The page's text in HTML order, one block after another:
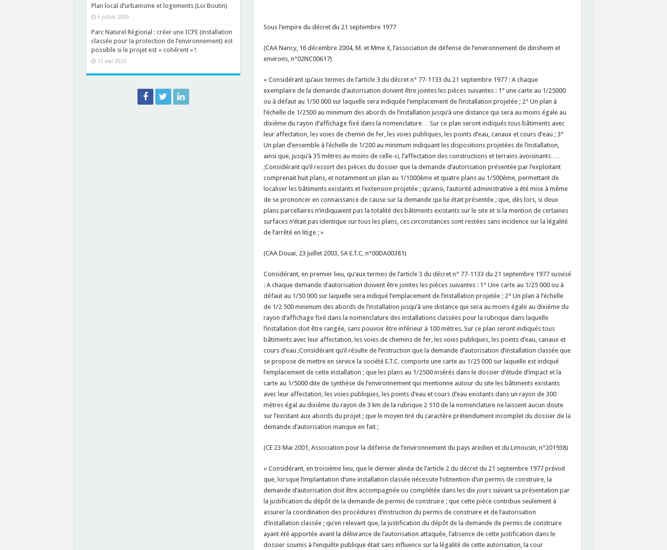
Sous l’empire du décret du 21 septembre 1977
(CAA Nancy, 16 décembre 2004, M. et Mme X, l’association de défense de l’environnement de dinsheim et
environs, n°02NC00617)
« Considérant qu’aux termes de l’article 3 du décret n° 77-1133 du 21 septembre 1977 : A chaque
exemplaire de la demande d’autorisation doivent être jointes les pièces suivantes : 1° une carte au 1/25000
ou à défaut au 1/50 000 sur laquelle sera indiquée l’emplacement de l’installation projetée ; 2° Un plan à
l’échelle de 1/2500 au minimum des abords de l’installation jusqu’à une distance qui sera au moins égale au
dixième du rayon d’affichage fixé dans la nomenclature… Sur ce plan seront indiqués tous bâtiments avec
leur affectation, les voies de chemin de fer, les voies publiques, les points d’eau, canaux et cours d’eau ; 3°
Un plan d’ensemble à l’échelle de 1/200 au minimum indiquant les dispositions projetées de l’installation,
ainsi que, jusqu’à 35 mètres au moins de celle-ci, l’affectation des constructions et terrains avoisinants….
;Considérant qu’il ressort des pièces du dossier que la demande d’autorisation présentée par l’exploitant
comprenait huit plans, et notamment un plan au 1/1000ème et quatre plans au 1/500ème, permettant de
localiser les bâtiments existants et l’extension projetée ; qu’ainsi, l’autorité administrative a été mise à même
de se prononcer en connaissance de cause sur la demande qui lui était présentée ; que, dès lors, si deux
plans parcellaires n’indiquaient pas la totalité des bâtiments existants sur le site et si la mention de certaines
surfaces n’était pas identique sur tous les plans, ces circonstances sont restées sans incidence sur la légalité
de l’arrêté en litige ; »
(CAA Douai, 23 juillet 2003, SA E.T.C, n°00DA00381)
Considérant, en premier lieu, qu’aux termes de l’article 3 du décret n° 77-1133 du 21 septembre 1977 susvisé
: A chaque demande d’autorisation doivent être jointes les pièces suivantes : 1° Une carte au 1/25 000 ou à
défaut au 1/50 000 sur laquelle sera indiqué l’emplacement de l’installation projetée ; 2° Un plan à l’échelle
de 1/2 500 minimum des abords de l’installation jusqu’à une distance qui sera au moins égale au dixième du
rayon d’affichage fixé dans la nomenclature des installations classées pour la rubrique dans laquelle
l’installation doit être rangée, sans pouvoir être inférieur à 100 mètres. Sur ce plan seront indiqués tous
bâtiments avec leur affectation, les voies de chemins de fer, les voies publiques, les points d’eau, canaux et
cours d’eau ;Considérant qu’il résulte de l’instruction que la demande d’autorisation d’installation classée que
se propose de mettre en service la société E.T.C. comporte une carte au 1/25 000 sur laquelle est indiqué
l’emplacement de cette installation ; que les plans au 1/2500 insérés dans le dossier d’étude d’impact et la
carte au 1/5000 dite de synthèse de l’environnement qui mentionne autour du site les bâtiments existants
avec leur affectation, les voies publiques, les points d’eau et cours d’eau existants dans un rayon de 300
mètres égal au dixième du rayon de 3 km de la rubrique 2 510 de la nomenclature ne laissent aucun doute
sur l’existant aux abords du projet ; que le moyen tiré du caractère prétendument incomplet du dossier de la
demande d’autorisation manque en fait ;
(CE 23 Mai 2001, Association pour la défense de l’environnement du pays aredien et du Limousin, n°201938)
« Considérant, en troisième lieu, que le dernier alinéa de l’article 2 du décret du 21 septembre 1977 prévoit
que, lorsque l’implantation d’une installation classée nécessite l’obtention d’un permis de construire, la
demande d’autorisation doit être accompagnée ou complétée dans les dix jours suivant sa présentation par
la justification du dépôt de la demande de permis de construire ; que cette pièce contribue seulement à
assurer la coordination des procédures d’instruction du permis de construire et de l’autorisation
d’installation classée ; qu’en relevant que, la justification du dépôt de la demande de permis de construire
ayant été apportée avant la délivrance de l’autorisation attaquée, l’absence de cette justification dans le
dossier soumis à l’enquête publique était sans influence sur la légalité de cette autorisation, la cour
Plan local d’urbanisme et logements (Loi Boutin)
6 juillet 2009
Parc Naturel Régional : créer une ICPE (installation
classée pour la protection de l’environnement) est
possible si le projet est « cohérent » !
11 mai 2022